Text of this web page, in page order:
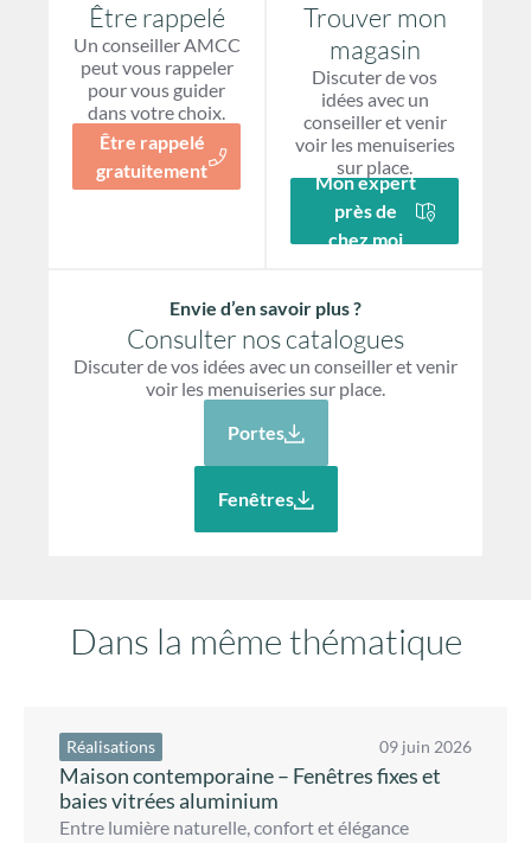
Être rappelé
Un conseiller AMCC
peut vous rappeler
pour vous guider
dans votre choix.
Être rappelé
gratuitement
Trouver mon
magasin
Discuter de vos
idées avec un
conseiller et venir
voir les menuiseries
sur place.
Mon expert
près de
chez moi
Envie d’en savoir plus ?
Consulter nos catalogues
Discuter de vos idées avec un conseiller et venir
voir les menuiseries sur place.
Portes
Fenêtres
Dans la même thématique
Réalisations 09 juin 2026
Maison contemporaine – Fenêtres fixes et
baies vitrées aluminium
Entre lumière naturelle, confort et élégance